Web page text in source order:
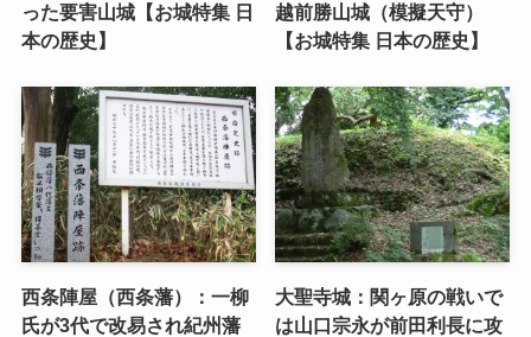
った要害山城【お城特集 日
本の歴史】
越前勝山城（模擬天守）
【お城特集 日本の歴史】
西条陣屋（西条藩）：一柳
氏が3代で改易され紀州藩
大聖寺城：関ヶ原の戦いで
は山口宗永が前田利長に攻